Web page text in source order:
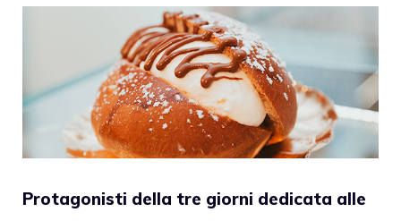
Protagonisti della tre giorni dedicata alle